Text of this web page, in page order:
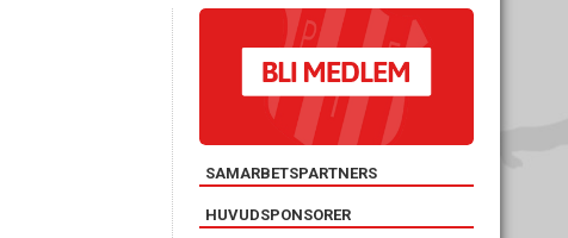
SAMARBETSPARTNERS
HUVUDSPONSORER